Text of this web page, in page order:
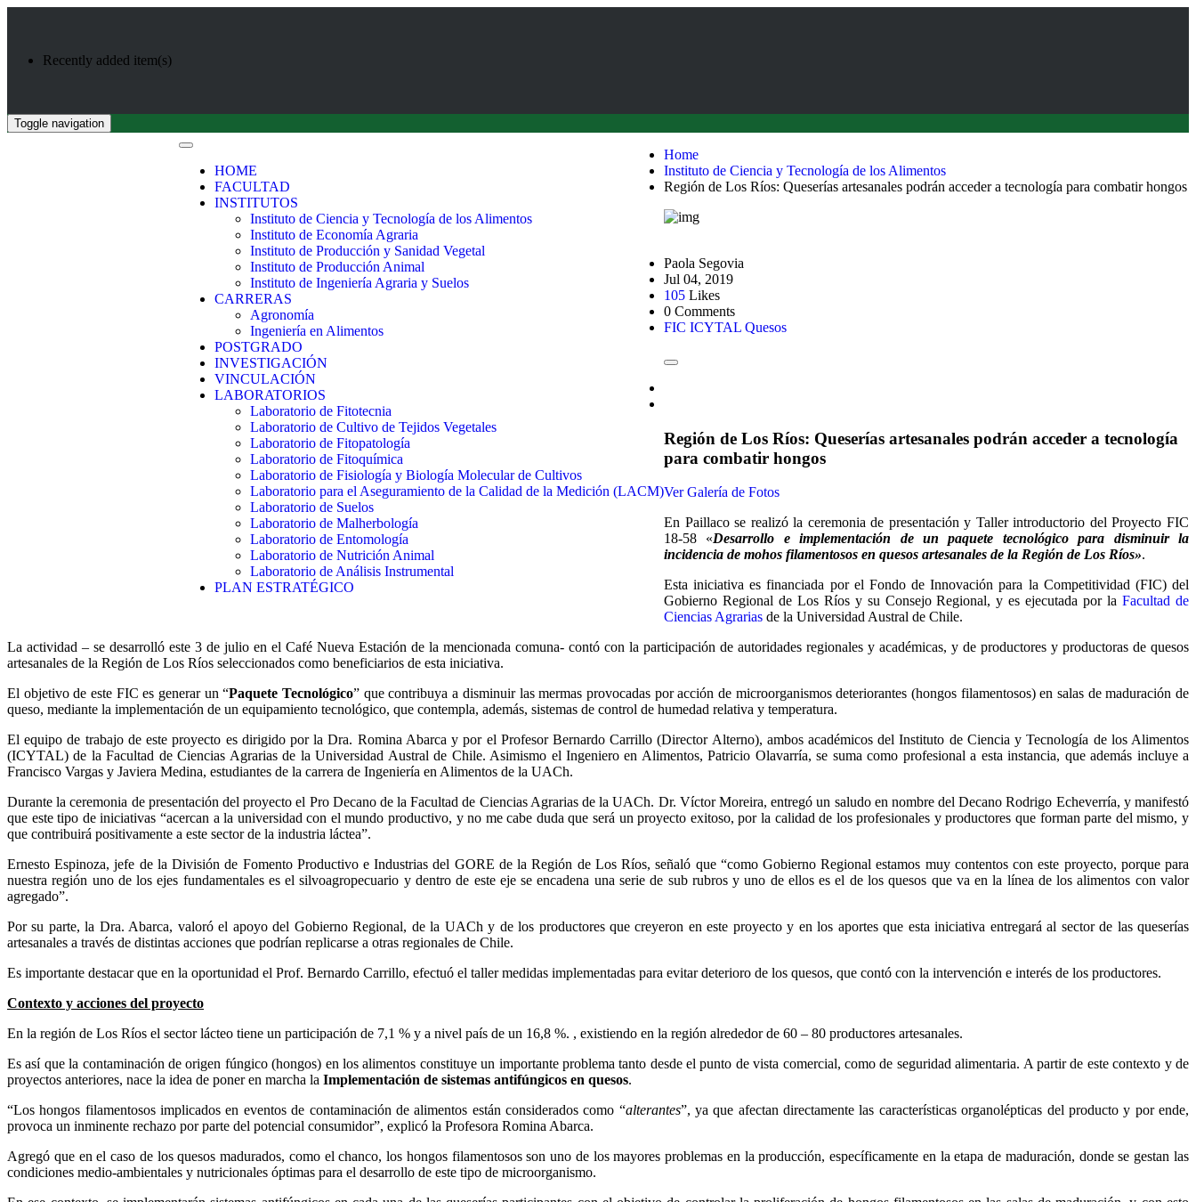
Recently added item(s)
Toggle navigation
HOME
FACULTAD
INSTITUTOS
Instituto de Ciencia y Tecnología de los Alimentos
Instituto de Economía Agraria
Instituto de Producción y Sanidad Vegetal
Instituto de Producción Animal
Instituto de Ingeniería Agraria y Suelos
CARRERAS
Agronomía
Ingeniería en Alimentos
POSTGRADO
INVESTIGACIÓN
VINCULACIÓN
LABORATORIOS
Laboratorio de Fitotecnia
Laboratorio de Cultivo de Tejidos Vegetales
Laboratorio de Fitopatología
Laboratorio de Fitoquímica
Laboratorio de Fisiología y Biología Molecular de Cultivos
Laboratorio para el Aseguramiento de la Calidad de la Medición (LACM)
Laboratorio de Suelos
Laboratorio de Malherbología
Laboratorio de Entomología
Laboratorio de Nutrición Animal
Laboratorio de Análisis Instrumental
PLAN ESTRATÉGICO
Home
Instituto de Ciencia y Tecnología de los Alimentos
Región de Los Ríos: Queserías artesanales podrán acceder a tecnología para combatir hongos
Paola Segovia
Jul 04, 2019
105 Likes
0 Comments
FIC ICYTAL Quesos
Región de Los Ríos: Queserías artesanales podrán acceder a tecnología
para combatir hongos
Ver Galería de Fotos
En Paillaco se realizó la ceremonia de presentación y Taller introductorio del Proyecto FIC
18-58 «Desarrollo e implementación de un paquete tecnológico para disminuir la
incidencia de mohos filamentosos en quesos artesanales de la Región de Los Ríos».
Esta iniciativa es financiada por el Fondo de Innovación para la Competitividad (FIC) del
Gobierno Regional de Los Ríos y su Consejo Regional, y es ejecutada por laFacultad de
Ciencias Agrarias de la Universidad Austral de Chile.
La actividad – se desarrolló este 3 de julio en el Café Nueva Estación de la mencionada comuna- contó con la participación de autoridades regionales y académicas, y de productores y productoras de quesos
artesanales de la Región de Los Ríos seleccionados como beneficiarios de esta iniciativa.
El objetivo de este FIC es generar un “Paquete Tecnológico” que contribuya a disminuir las mermas provocadas por acción de microorganismos deteriorantes (hongos filamentosos) en salas de maduración de
queso, mediante la implementación de un equipamiento tecnológico, que contempla, además, sistemas de control de humedad relativa y temperatura.
El equipo de trabajo de este proyecto es dirigido por la Dra. Romina Abarca y por el Profesor Bernardo Carrillo (Director Alterno), ambos académicos del Instituto de Ciencia y Tecnología de los Alimentos
(ICYTAL) de la Facultad de Ciencias Agrarias de la Universidad Austral de Chile. Asimismo el Ingeniero en Alimentos, Patricio Olavarría, se suma como profesional a esta instancia, que además incluye a
Francisco Vargas y Javiera Medina, estudiantes de la carrera de Ingeniería en Alimentos de la UACh.
Durante la ceremonia de presentación del proyecto el Pro Decano de la Facultad de Ciencias Agrarias de la UACh. Dr. Víctor Moreira, entregó un saludo en nombre del Decano Rodrigo Echeverría, y manifestó
que este tipo de iniciativas “acercan a la universidad con el mundo productivo, y no me cabe duda que será un proyecto exitoso, por la calidad de los profesionales y productores que forman parte del mismo, y
que contribuirá positivamente a este sector de la industria láctea”.
Ernesto Espinoza, jefe de la División de Fomento Productivo e Industrias del GORE de la Región de Los Ríos, señaló que “como Gobierno Regional estamos muy contentos con este proyecto, porque para
nuestra región uno de los ejes fundamentales es el silvoagropecuario y dentro de este eje se encadena una serie de sub rubros y uno de ellos es el de los quesos que va en la línea de los alimentos con valor
agregado”.
Por su parte, la Dra. Abarca, valoró el apoyo del Gobierno Regional, de la UACh y de los productores que creyeron en este proyecto y en los aportes que esta iniciativa entregará al sector de las queserías
artesanales a través de distintas acciones que podrían replicarse a otras regionales de Chile.
Es importante destacar que en la oportunidad el Prof. Bernardo Carrillo, efectuó el taller medidas implementadas para evitar deterioro de los quesos, que contó con la intervención e interés de los productores.
Contexto y acciones del proyecto
En la región de Los Ríos el sector lácteo tiene un participación de 7,1 % y a nivel país de un 16,8 %. , existiendo en la región alrededor de 60 – 80 productores artesanales.
Es así que la contaminación de origen fúngico (hongos) en los alimentos constituye un importante problema tanto desde el punto de vista comercial, como de seguridad alimentaria. A partir de este contexto y de
proyectos anteriores, nace la idea de poner en marcha la Implementación de sistemas antifúngicos en quesos.
“Los hongos filamentosos implicados en eventos de contaminación de alimentos están considerados como “alterantes”, ya que afectan directamente las características organolépticas del producto y por ende,
provoca un inminente rechazo por parte del potencial consumidor”, explicó la Profesora Romina Abarca.
Agregó que en el caso de los quesos madurados, como el chanco, los hongos filamentosos son uno de los mayores problemas en la producción, específicamente en la etapa de maduración, donde se gestan las
condiciones medio-ambientales y nutricionales óptimas para el desarrollo de este tipo de microorganismo.